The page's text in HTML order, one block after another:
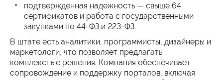
подтвержденная надежность — свыше 64
сертификатов и работа с государственными
закупками по 44-ФЗ и 223-ФЗ.
В штате есть аналитики, программисты, дизайнеры и
маркетологи, что позволяет предлагать
комплексные решения. Компания обеспечивает
сопровождение и поддержку порталов, включая